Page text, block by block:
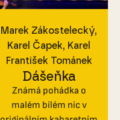
Marek Zákostelecký
Karel Čapek Karel
František Tománek
Dášeňka
Známá pohádka o
malém bílém nic v